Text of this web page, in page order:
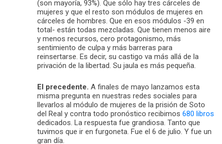
(son mayoría, 93%). Que sólo hay tres cárceles de
mujeres y que el resto son módulos de mujeres en
cárceles de hombres. Que en esos módulos -39 en
total- están todas mezcladas. Que tienen menos aire
y menos recursos, cero protagonismo, más
sentimiento de culpa y más barreras para
reinsertarse. Es decir, su castigo va más allá de la
privación de la libertad. Su jaula es más pequeña.
El precedente. A finales de mayo lanzamos esta
misma pregunta en nuestras redes sociales para
llevarlos al módulo de mujeres de la prisión de Soto
del Real y contra todo pronóstico recibimos 680 libros
dedicados. La respuesta fue grandiosa. Tanto que
tuvimos que ir en furgoneta. Fue el 6 de julio. Y fue un
gran día.